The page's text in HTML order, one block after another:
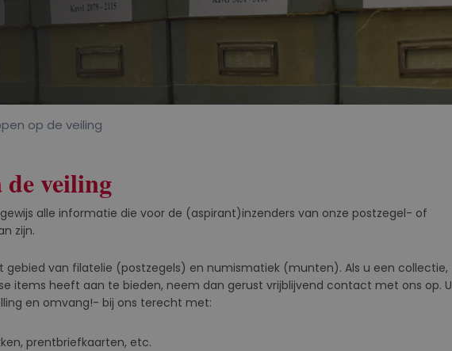
op de veiling
veiling
alle informatie die voor de (aspirant)inzenders van onze postzegel- of
zijn.
gebied van filatelie (postzegels) en numismatiek (munten). Als u een collectie,
items heeft aan te bieden, neem dan gerust vrijblijvend contact met ons op. U
en omvang!- bij ons terecht met:
prentbriefkaarten, etc.